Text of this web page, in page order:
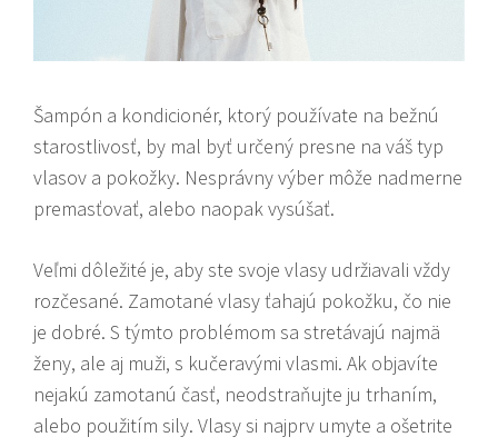
Šampón a kondicionér, ktorý používate na bežnú
starostlivosť, by mal byť určený presne na váš typ
vlasov a pokožky. Nesprávny výber môže nadmerne
premasťovať, alebo naopak vysúšať.
Veľmi dôležité je, aby ste svoje vlasy udržiavali vždy
rozčesané. Zamotané vlasy ťahajú pokožku, čo nie
je dobré. S týmto problémom sa stretávajú najmä
ženy, ale aj muži, s kučeravými vlasmi. Ak objavíte
nejakú zamotanú časť, neodstraňujte ju trhaním,
alebo použitím sily. Vlasy si najprv umyte a ošetrite